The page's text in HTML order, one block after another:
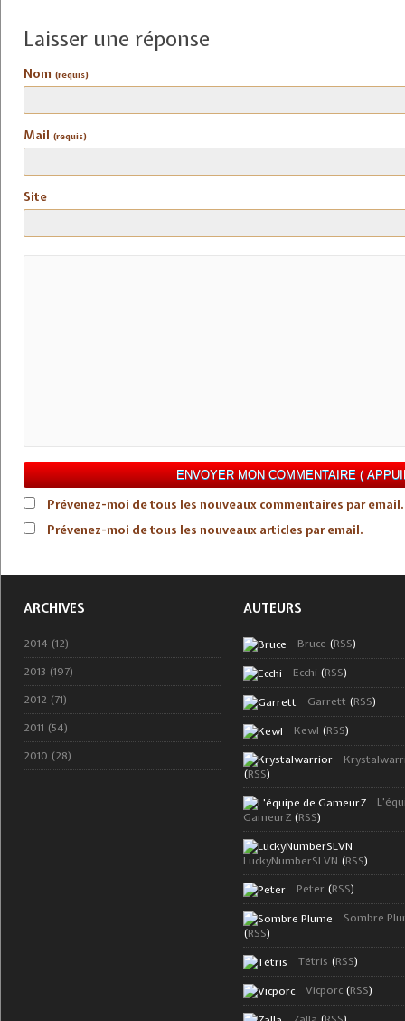
Laisser une réponse
Nom (requis)
Mail (requis)
Site
Prévenez-moi de tous les nouveaux commentaires par email.
Prévenez-moi de tous les nouveaux articles par email.
ARCHIVES
2014 (12)
2013 (197)
2012 (71)
2011 (54)
2010 (28)
AUTEURS
Bruce (RSS)
Ecchi (RSS)
Garrett (RSS)
Kewl (RSS)
(RSS)
GameurZ (RSS)
LuckyNumberSLVN (RSS)
Peter (RSS)
Sombre
(RSS)
Tétris (RSS)
Vicporc (RSS)